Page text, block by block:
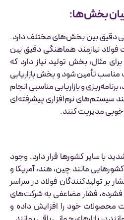
دقیق بین بخش‌های مختلف دارد.
نیازمند هماهنگی دقیق بین
مثال، بخش تولید نیاز دارد که
مناسب تأمین شود و بخش بازاریابی
و بازاریابی مناسبی انجام
سیستم‌های نرم‌افزاری پیشرفته‌ای
خوبی مدیریت کنند.
با سایر کشورها قرار دارد. وجود
مانند چین، هند، آمریکا و
بر تولیدکنندگان فولاد در سراسر
فشار مضاعفی به شرکت‌های
محصولات خود را افزایش داده و